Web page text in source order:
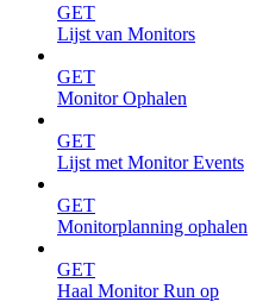
GET
Lijst van Monitors
GET
Monitor Ophalen
GET
Lijst met Monitor Events
GET
Monitorplanning ophalen
GET
Haal Monitor Run op